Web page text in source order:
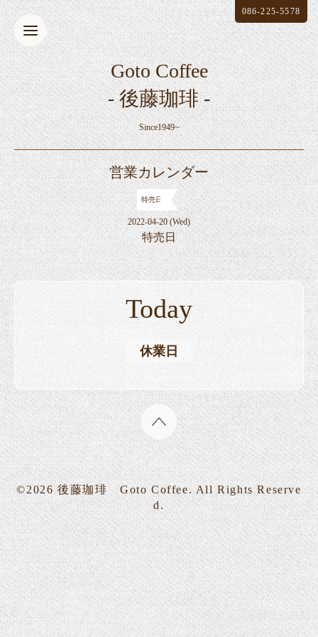
Goto Coffee
- 後藤珈琲 -
Since1949~
086-225-5578
営業カレンダー
特売日
2022-04-20 (Wed)
特売日
Today
休業日
©2026 後藤珈琲 Goto Coffee. All Rights Reserve
d.